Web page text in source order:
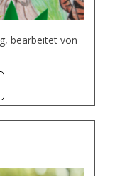
bearbeitet von